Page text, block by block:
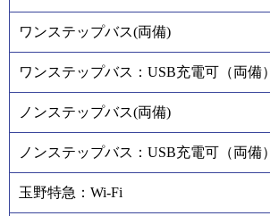
ワンステップバス(両備)
ワンステップバス：USB充電可（両備）
ノンステップバス(両備)
ノンステップバス：USB充電可（両備）
玉野特急：Wi-Fi